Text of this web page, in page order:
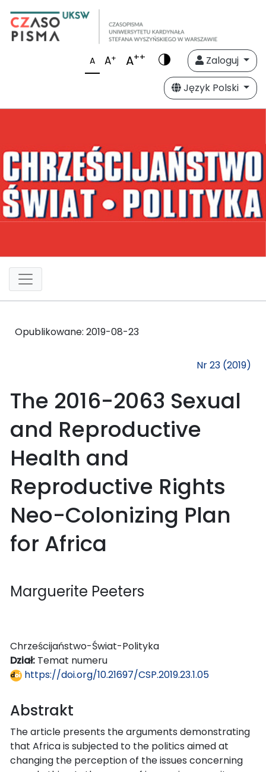
A A+ A++
Zaloguj
Język Polski
Opublikowane: 2019-08-23
Nr 23 (2019)
The 2016-2063 Sexual
and Reproductive
Health and
Reproductive Rights
Neo-Colonizing Plan
for Africa
Marguerite Peeters
Chrześcijaństwo-Świat-Polityka
Dział: Temat numeru
https://doi.org/10.21697/CSP.2019.23.1.05
Abstrakt
The article presents the arguments demonstrating
that Africa is subjected to the politics aimed at
changing the perception of the issues concerning